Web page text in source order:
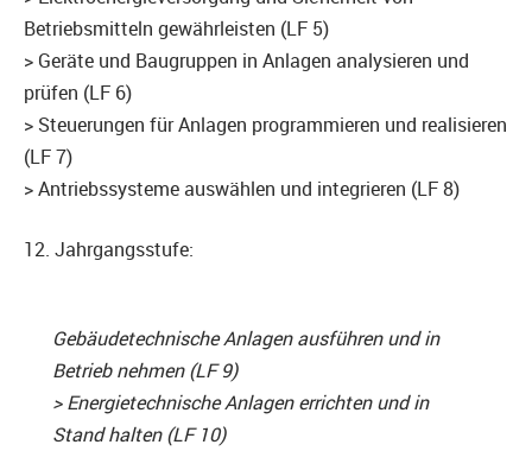
Betriebsmitteln gewährleisten (LF 5)
> Geräte und Baugruppen in Anlagen analysieren und
prüfen (LF 6)
> Steuerungen für Anlagen programmieren und realisieren
(LF 7)
> Antriebssysteme auswählen und integrieren (LF 8)
12. Jahrgangsstufe:
Gebäudetechnische Anlagen ausführen und in
Betrieb nehmen (LF 9)
> Energietechnische Anlagen errichten und in
Stand halten (LF 10)